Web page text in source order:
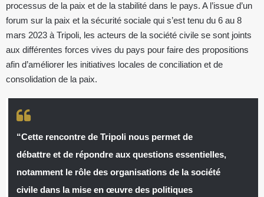
processus de la paix et de la stabilité dans le pays. A l’issue d’un
forum sur la paix et la sécurité sociale qui s’est tenu du 6 au 8
mars 2023 à Tripoli, les acteurs de la société civile se sont joints
aux différentes forces vives du pays pour faire des propositions
afin d’améliorer les initiatives locales de conciliation et de
consolidation de la paix.
“Cette rencontre de Tripoli nous permet de
débattre et de répondre aux questions essentielles,
notamment le rôle des organisations de la société
civile dans la mise en œuvre des politiques